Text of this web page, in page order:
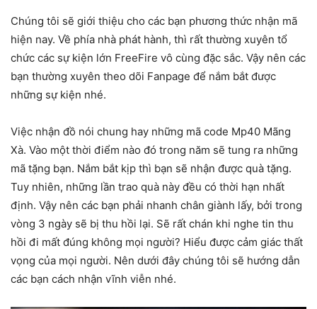
Chúng tôi sẽ giới thiệu cho các bạn phương thức nhận mã
hiện nay. Về phía nhà phát hành, thì rất thường xuyên tổ
chức các sự kiện lớn FreeFire vô cùng đặc sắc. Vậy nên các
bạn thường xuyên theo dõi Fanpage để nắm bắt được
những sự kiện nhé.
Việc nhận đồ nói chung hay những mã code Mp40 Mãng
Xà. Vào một thời điểm nào đó trong năm sẽ tung ra những
mã tặng bạn. Nắm bắt kịp thì bạn sẽ nhận được quà tặng.
Tuy nhiên, những lần trao quà này đều có thời hạn nhất
định. Vậy nên các bạn phải nhanh chân giành lấy, bởi trong
vòng 3 ngày sẽ bị thu hồi lại. Sẽ rất chán khi nghe tin thu
hồi đi mất đúng không mọi người? Hiểu được cảm giác thất
vọng của mọi người. Nên dưới đây chúng tôi sẽ hướng dẫn
các bạn cách nhận vĩnh viễn nhé.